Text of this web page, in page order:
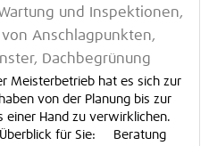
und Inspektionen,
von Anschlagpunkten,
Dachbegrünung
Meisterbetrieb hat es sich zur
von der Planung bis zur
einer Hand zu verwirklichen.
Überblick für Sie: Beratung